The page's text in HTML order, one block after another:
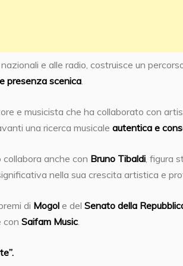
e alle radio, costruisce un
presenza scenica.
e musicista che ha collaborato con
una ricerca musicale autentica e
anche con Bruno Tibaldi, figura
nella sua crescita artistica e
di Mogol e del Senato della
con Saifam Music.